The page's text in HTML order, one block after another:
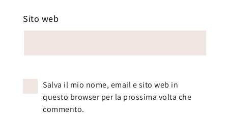
Sito web
Salva il mio nome, email e sito web in
questo browser per la prossima volta che
commento.